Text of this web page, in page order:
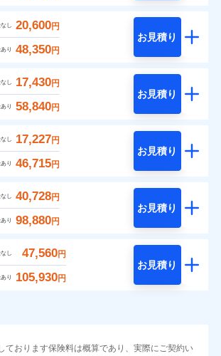
し 20,600円
り 48,350円
お見積り
し 17,430円
り 58,840円
お見積り
し 17,227円
り 46,715円
お見積り
し 40,728円
り 98,880円
お見積り
し 47,560円
り 105,930円
お見積り
ております保険料は概算であり、実際にご契約い